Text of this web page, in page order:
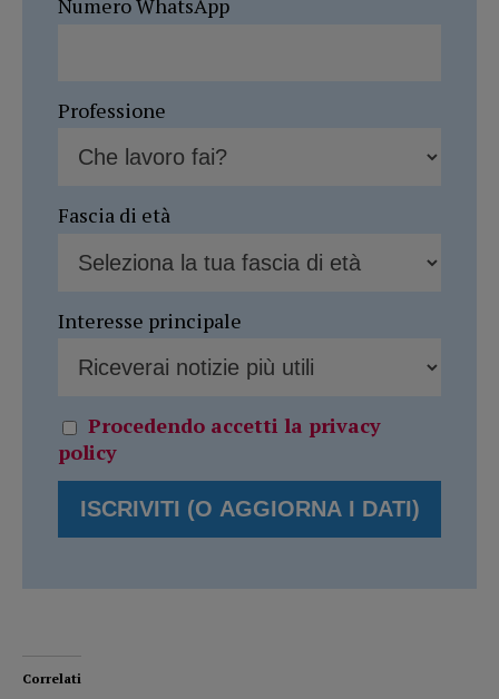
Numero WhatsApp
Professione
Fascia di età
Interesse principale
Procedendo accetti la privacy
policy
Correlati